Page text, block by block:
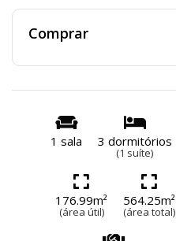
Comprar
1 sala 3 dormitórios
(1 suíte)
176.99m²
(área útil)
564.25m²
(área total)